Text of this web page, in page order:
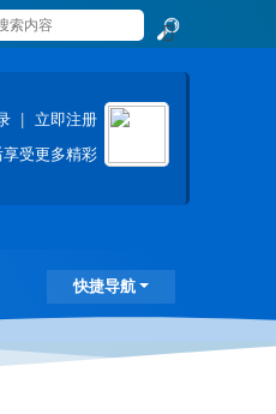
索
立即注册
受更多精彩
快捷导航